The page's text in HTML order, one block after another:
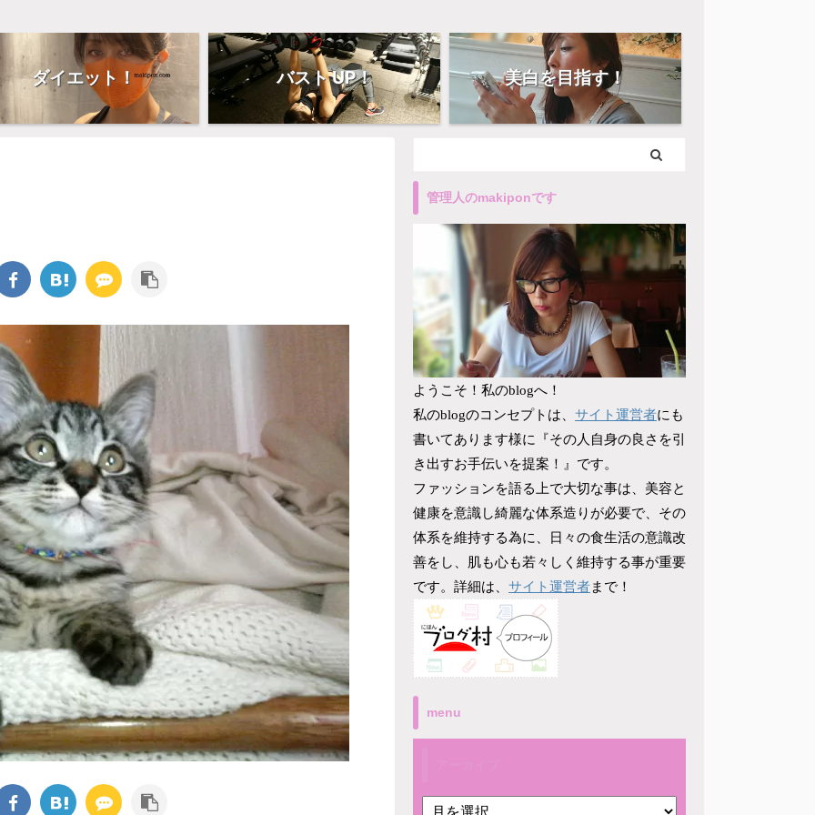
ダイエット！ バスト UP！ 美白を目指す！
管理人のmakiponです
ようこそ！私のblogへ！
私のblogのコンセプトは、 サイト運営者にも
書いてあります様に『その人自身の良さを引
き出すお手伝いを提案！』です。
ファッションを語る上で大切な事は、美容と
健康を意識し綺麗な体系造りが必要で、その
体系を維持する為に、日々の食生活の意識改
善をし、肌も心も若々しく維持する事が重要
です。詳細は、 サイト運営者まで！
menu